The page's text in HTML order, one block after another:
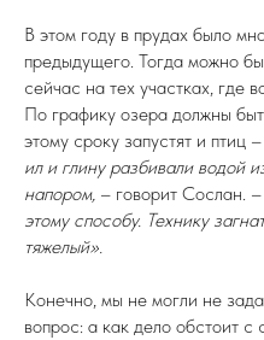
В этом году в прудах было
предыдущего. Тогда можно
сейчас на тех участках, где
По графику озера должны
этому сроку запустят и птиц
ил и глину разбивали водой
напором, – говорит Сослан. –
этому способу. Технику
тяжелый».
Конечно, мы не могли не
вопрос: а как дело обстоит